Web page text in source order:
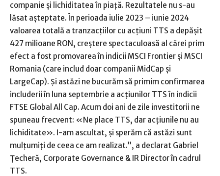
companie şi lichiditatea în piaţă. Rezultatele nu s-au
lăsat aşteptate. În perioada iulie 2023 – iunie 2024
valoarea totală a tranzacţiilor cu acţiuni TTS a depăşit
427 milioane RON, creştere spectaculoasă al cărei prim
efect a fost promovarea în indicii MSCI Frontier şi MSCI
Romania (care includ doar companii MidCap şi
LargeCap). Şi astăzi ne bucurăm să primim confirmarea
includerii în luna septembrie a acţiunilor TTS în indicii
FTSE Global All Cap. Acum doi ani de zile investitorii ne
spuneau frecvent: «Ne place TTS, dar acţiunile nu au
lichiditate». I-am ascultat, şi sperăm că astăzi sunt
mulţumiţi de ceea ce am realizat.”, a declarat Gabriel
Ţecheră, Corporate Governance & IR Director în cadrul
TTS.